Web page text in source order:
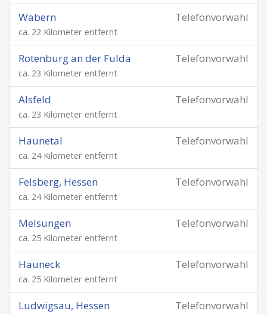
Telefonvorwahl
Wabern
ca. 22 Kilometer entfernt
Telefonvorwahl
Rotenburg an der Fulda
ca. 23 Kilometer entfernt
Telefonvorwahl
Alsfeld
ca. 23 Kilometer entfernt
Telefonvorwahl
Haunetal
ca. 24 Kilometer entfernt
Telefonvorwahl
Felsberg, Hessen
ca. 24 Kilometer entfernt
Telefonvorwahl
Melsungen
ca. 25 Kilometer entfernt
Telefonvorwahl
Hauneck
ca. 25 Kilometer entfernt
Telefonvorwahl
Ludwigsau, Hessen